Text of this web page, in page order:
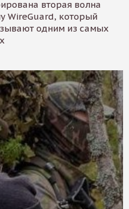
вторая волна
WireGuard, который
одним из самых